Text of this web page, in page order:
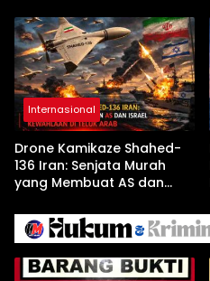
Pembekalan Latihan Soal
Tanpa Internet
Internasional
Drone Kamikaze Shahed-
136 Iran: Senjata Murah
yang Membuat AS dan
Arab